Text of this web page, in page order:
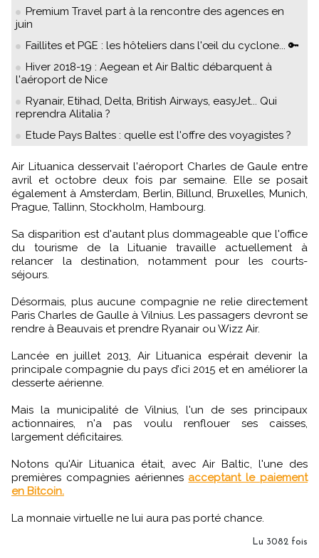
Premium Travel part à la rencontre des agences en
juin
Faillites et PGE : les hôteliers dans l'œil du cyclone... 🔑
Hiver 2018-19 : Aegean et Air Baltic débarquent à
l'aéroport de Nice
Ryanair, Etihad, Delta, British Airways, easyJet... Qui
reprendra Alitalia ?
Etude Pays Baltes : quelle est l'offre des voyagistes ?
Air Lituanica desservait l'aéroport Charles de Gaule entre
avril et octobre deux fois par semaine. Elle se posait
également à Amsterdam, Berlin, Billund, Bruxelles, Munich,
Prague, Tallinn, Stockholm, Hambourg.
Sa disparition est d'autant plus dommageable que l'office
du tourisme de la Lituanie travaille actuellement à
relancer la destination, notamment pour les courts-
séjours.
Désormais, plus aucune compagnie ne relie directement
Paris Charles de Gaulle à Vilnius. Les passagers devront se
rendre à Beauvais et prendre Ryanair ou Wizz Air.
Lancée en juillet 2013, Air Lituanica espérait devenir la
principale compagnie du pays d’ici 2015 et en améliorer la
desserte aérienne.
Mais la municipalité de Vilnius, l'un de ses principaux
actionnaires, n'a pas voulu renflouer ses caisses,
largement déficitaires.
Notons qu'Air Lituanica était, avec Air Baltic, l'une des
premières compagnies aériennes acceptant le paiement
en Bitcoin.
La monnaie virtuelle ne lui aura pas porté chance.
Lu 3082 fois